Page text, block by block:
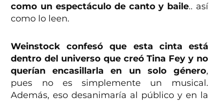
como un espectáculo de canto y baile.. así
como lo leen.
Weinstock confesó que esta cinta está
dentro del universo que creó Tina Fey y no
querían encasillarla en un solo género,
pues no es simplemente un musical.
Además, eso desanimaría al público y en la